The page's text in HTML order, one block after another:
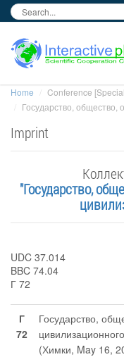
Home
Conference
Государство, общество,
Imprint
"Государство,
UDC 37.014
BBC 74.04
Г 72
Г
72
Государство,
(Химки, May 16,